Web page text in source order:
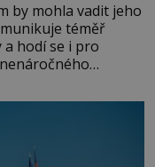
by mohla vadit jeho
téměř
hodí se i pro
semínek Jeho
s výjimkou